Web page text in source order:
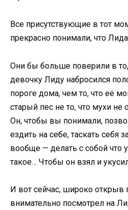
Все присутствующие в тот
прекрасно понимали, что
Они бы больше поверили в
девочку Лиду набросился
пороге дома, чем то, что её
старый пес не то, что мухи не
Он, чтобы вы понимали,
ездить на себе, таскать себя
вообще — делать с собой что
такое… Чтобы он взял и
И вот сейчас, широко открыв
внимательно посмотрел на